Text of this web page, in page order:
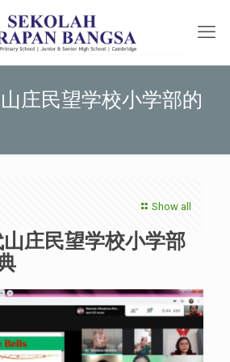
庄民望学校小学部的
Show all
山庄民望学校小学部